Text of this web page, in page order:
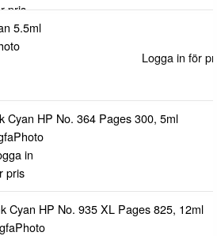
pris
5.5ml
Logga in för
Cyan HP No. 364 Pages 300, 5ml
in
pris
Cyan HP No. 935 XL Pages 825, 12ml